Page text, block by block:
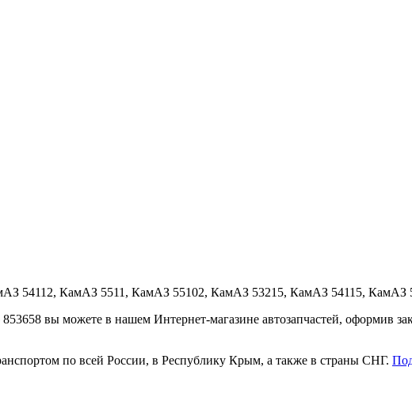
54112, КамАЗ 5511, КамАЗ 55102, КамАЗ 53215, КамАЗ 54115, КамАЗ
вы можете в нашем Интернет-магазине автозапчастей, оформив
по всей России, в Республику Крым, а также в страны СНГ.